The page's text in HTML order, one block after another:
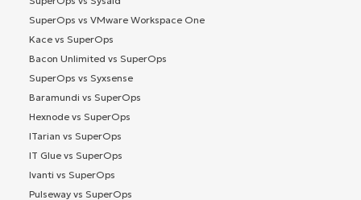
SuperOps vs VMware Workspace One
Kace vs SuperOps
Bacon Unlimited vs SuperOps
SuperOps vs Syxsense
Baramundi vs SuperOps
Hexnode vs SuperOps
ITarian vs SuperOps
IT Glue vs SuperOps
Ivanti vs SuperOps
Pulseway vs SuperOps